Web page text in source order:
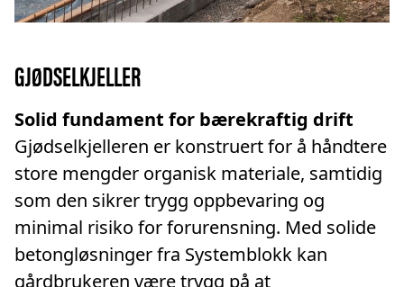
GJØDSELKJELLER
Solid fundament for bærekraftig drift
Gjødselkjelleren er konstruert for å håndtere
store mengder organisk materiale, samtidig
som den sikrer trygg oppbevaring og
minimal risiko for forurensning. Med solide
betongløsninger fra Systemblokk kan
gårdbrukeren være trygg på at